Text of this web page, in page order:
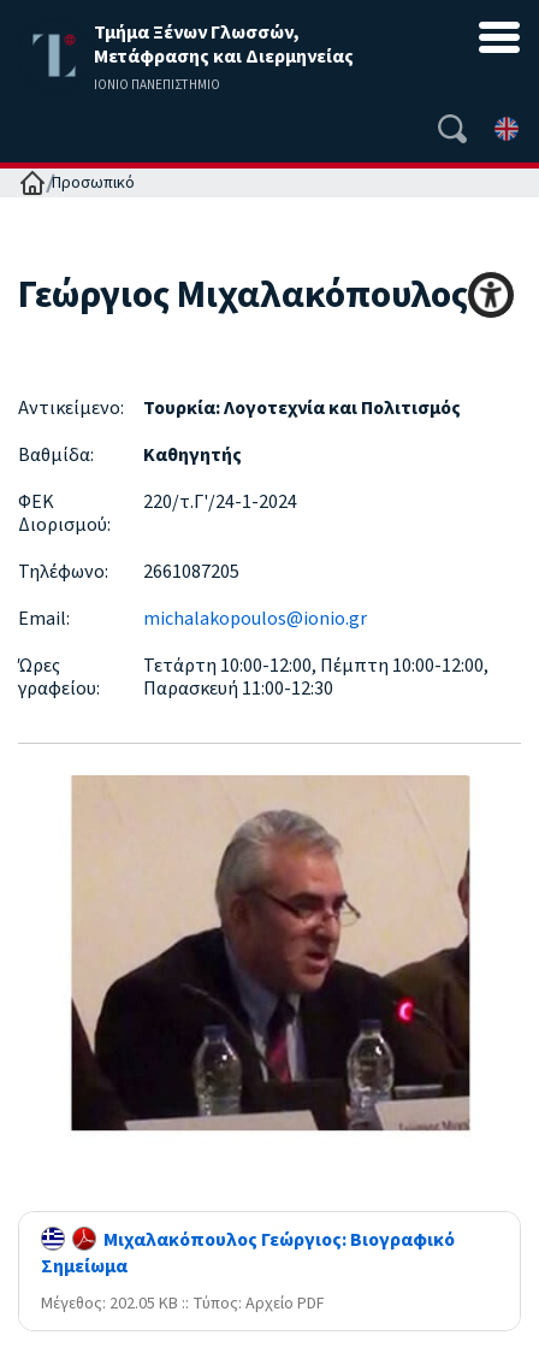
Τμήμα Ξένων Γλωσσών,
Μετάφρασης και Διερμηνείας
ΙΟΝΙΟ ΠΑΝΕΠΙΣΤΗΜΙΟ
Αρχική
Προσωπικό
ΓεώργιοςΜιχαλακόπουλος
Αντικείμενο:
Τουρκία: Λογοτεχνία και Πολιτισμός
Βαθμίδα:
Καθηγητής
ΦΕΚ
Διορισμού:
220/τ.Γ'/24-1-2024
Τηλέφωνο:
2661087205
Email:
michalakopoulos@ionio.gr
Ώρες
γραφείου:
Τετάρτη 10:00-12:00, Πέμπτη 10:00-12:00,
Παρασκευή 11:00-12:30
Μιχαλακόπουλος Γεώργιος: Βιογραφικό
Σημείωμα
Mέγεθος: 202.05 KB :: Τύπος: Αρχείο PDF